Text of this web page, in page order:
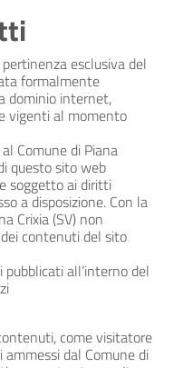
esclusiva del
formalmente
dominio internet,
vigenti al momento
Comune di Piana
questo sito web
soggetto ai diritti
a disposizione. Con la
Crixia (SV) non
contenuti del sito
all’interno del
come visitatore
dal Comune di